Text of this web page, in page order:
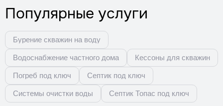
Популярные услуги
Бурение скважин на воду
Водоснабжение частного дома Кессоны для скважин
Погреб под ключ Септик под ключ
Системы очистки воды Септик Топас под ключ